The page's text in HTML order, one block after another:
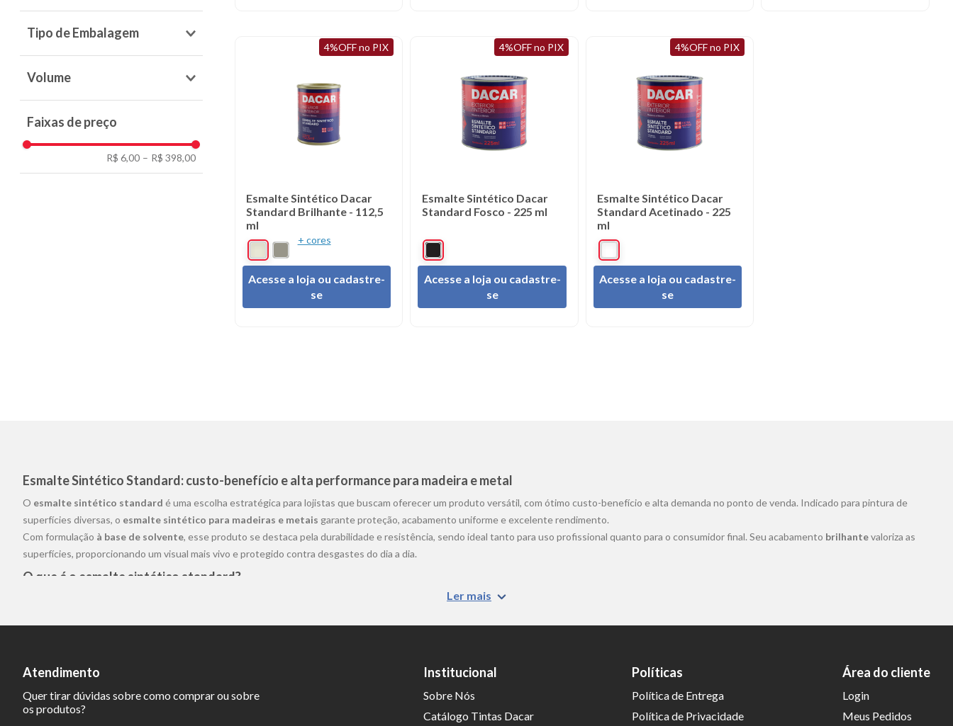
Madeiras e Metais
Tipo de Embalagem
Metálica
Volume
112,5 ml
225 ml
900 ml
3,6 L
Faixas de preço
R$ 6,00 – R$ 398,00
4%OFF no PIX
Esmalte Sintético Dacar
Standard Brilhante - 112,5
ml
+ cores
Acesse a loja ou cadastre-
se
4%OFF no PIX
Esmalte Sintético Dacar
Standard Fosco - 225 ml
Acesse a loja ou cadastre-
se
4%OFF no PIX
Esmalte Sintético Dacar
Standard Acetinado - 225
ml
Acesse a loja ou cadastre-
se
Esmalte Sintético Standard: custo-benefício e alta performance para madeira e metal
O esmalte sintético standard é uma escolha estratégica para lojistas que buscam oferecer um produto versátil, com ótimo custo-benefício e alta demanda no ponto de venda. Indicado para pintura de
superfícies diversas, o esmalte sintético para madeiras e metais garante proteção, acabamento uniforme e excelente rendimento.
Com formulação à base de solvente, esse produto se destaca pela durabilidade e resistência, sendo ideal tanto para uso profissional quanto para o consumidor final. Seu acabamento brilhantevaloriza as
superfícies, proporcionando um visual mais vivo e protegido contra desgastes do dia a dia.
O que é o esmalte sintético standard?
desenvolvida para pintura e proteção de superfícies de madeira e metal. Sua formulação oferece boa aderência, cobertura eficiente e acabamento
acabamento das peças.
Pode usar o esmalte sintético standard em área externa?
Ler mais
Atendimento
Quer tirar dúvidas sobre como comprar ou sobre
os produtos?
Institucional
Sobre Nós
Catálogo Tintas Dacar
Políticas
Política de Entrega
Política de Privacidade
Área do cliente
Login
Meus Pedidos